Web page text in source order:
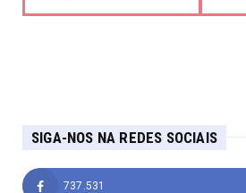
SIGA-NOS NA REDES SOCIAIS
737.531